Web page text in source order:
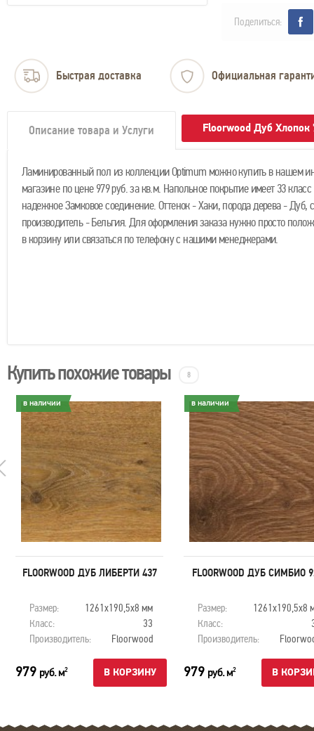
Поделиться:
Быстрая доставка Официальная
Описание товара и Услуги Floorwood Дуб Хлопок
Ламинированный пол из коллекции Optimum можно купить в нашем
магазине по цене 979 руб. за кв.м. Напольное покрытие имеет 33
надежное Замковое соединение. Оттенок - Хаки, порода дерева - Дуб,
производитель - Бельгия. Для оформления заказа нужно просто
в корзину или связаться по телефону с нашими менеджерами.
Купить похожие товары 8
в наличии
FLOORWOOD ДУБ ЛИБЕРТИ 437
Размер:
1261х190,5х8 мм
Класс:
33
Производитель:
Floorwood
979 руб. м2 В КОРЗИНУ
в наличии
FLOORWOOD ДУБ СИМБИО
Размер:
1261х190,5х8
Класс:
Производитель:
979 руб. м2 В